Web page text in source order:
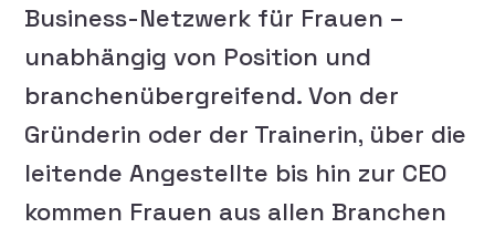
Business-Netzwerk für Frauen –
unabhängig von Position und
branchenübergreifend. Von der
Gründerin oder der Trainerin, über die
leitende Angestellte bis hin zur CEO
kommen Frauen aus allen Branchen